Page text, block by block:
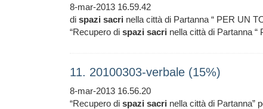
8-mar-2013 16.59.42
di spazi sacri nella città di Partanna “ PER UN
“Recupero di spazi sacri nella città di Partanna
11. 20100303-verbale (15%)
8-mar-2013 16.56.20
“Recupero di spazi sacri nella città di Partanna”